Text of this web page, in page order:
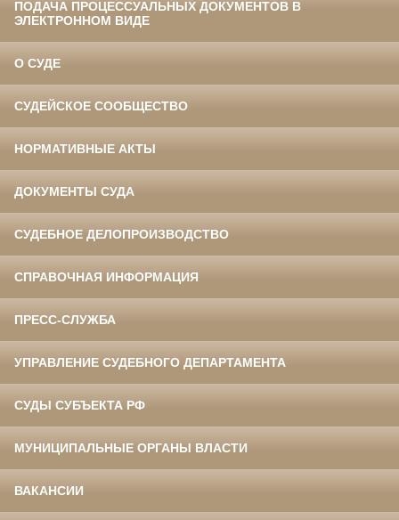
ПОДАЧА ПРОЦЕССУАЛЬНЫХ ДОКУМЕНТОВ В
ЭЛЕКТРОННОМ ВИДЕ
О СУДЕ
СУДЕЙСКОЕ СООБЩЕСТВО
НОРМАТИВНЫЕ АКТЫ
ДОКУМЕНТЫ СУДА
СУДЕБНОЕ ДЕЛОПРОИЗВОДСТВО
СПРАВОЧНАЯ ИНФОРМАЦИЯ
ПРЕСС-СЛУЖБА
УПРАВЛЕНИЕ СУДЕБНОГО ДЕПАРТАМЕНТА
СУДЫ СУБЪЕКТА РФ
МУНИЦИПАЛЬНЫЕ ОРГАНЫ ВЛАСТИ
ВАКАНСИИ